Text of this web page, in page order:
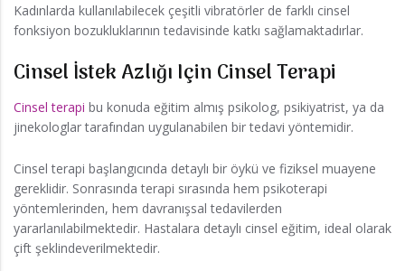
Kadınlarda kullanılabilecek çeşitli vibratörler de farklı cinsel
fonksiyon bozukluklarının tedavisinde katkı sağlamaktadırlar.
Cinsel İstek Azlığı Için Cinsel Terapi
Cinsel terapi bu konuda eğitim almış psikolog, psikiyatrist, ya da
jinekologlar tarafından uygulanabilen bir tedavi yöntemidir.
Cinsel terapi başlangıcında detaylı bir öykü ve fiziksel muayene
gereklidir. Sonrasında terapi sırasında hem psikoterapi
yöntemlerinden, hem davranışsal tedavilerden
yararlanılabilmektedir. Hastalara detaylı cinsel eğitim, ideal olarak
çift şeklindeverilmektedir.